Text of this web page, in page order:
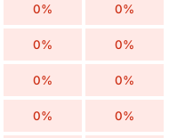
0% 0%
0% 0%
0% 0%
0% 0%